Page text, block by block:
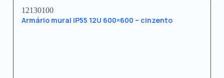
12130100
Armário mural IP55 12U 600×600 – cinzento